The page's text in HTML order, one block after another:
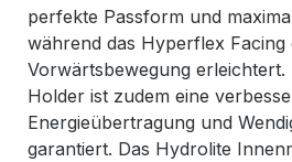
perfekte Passform und
während das Hyperflex Facing
Vorwärtsbewegung
Holder ist zudem eine
Energieübertragung und
garantiert. Das Hydrolite